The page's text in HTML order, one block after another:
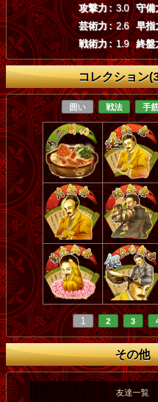
攻撃力 : 3.0 守備
芸術力 : 2.6 早指
戦術力 : 1.9 終盤
コレクション
囲い 戦法 手
1 2 3
その他
友達一覧